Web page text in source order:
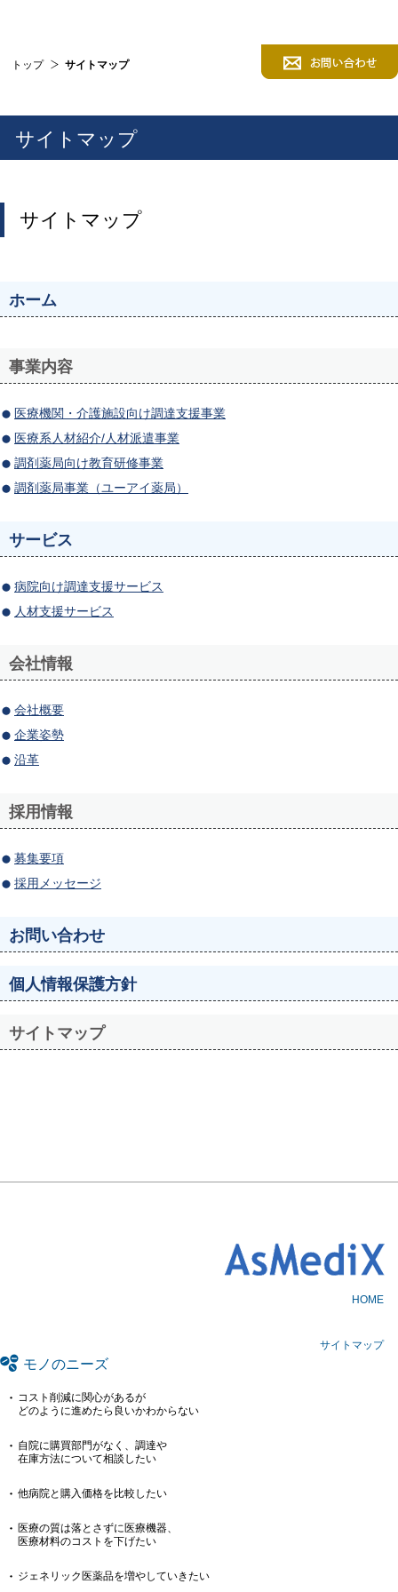
トップ サイトマップ
サイトマップ
サイトマップ
ホーム
事業内容
医療機関・介護施設向け調達支援事業
医療系人材紹介/人材派遣事業
調剤薬局向け教育研修事業
調剤薬局事業（ユーアイ薬局）
サービス
病院向け調達支援サービス
人材支援サービス
会社情報
会社概要
企業姿勢
沿革
採用情報
募集要項
採用メッセージ
お問い合わせ
個人情報保護方針
サイトマップ
HOME
サイトマップ
モノのニーズ
コスト削減に関心があるが
どのように進めたら良いかわからない
自院に購買部門がなく、調達や
在庫方法について相談したい
他病院と購入価格を比較したい
医療の質は落とさずに医療機器、
医療材料のコストを下げたい
ジェネリック医薬品を増やしていきたい